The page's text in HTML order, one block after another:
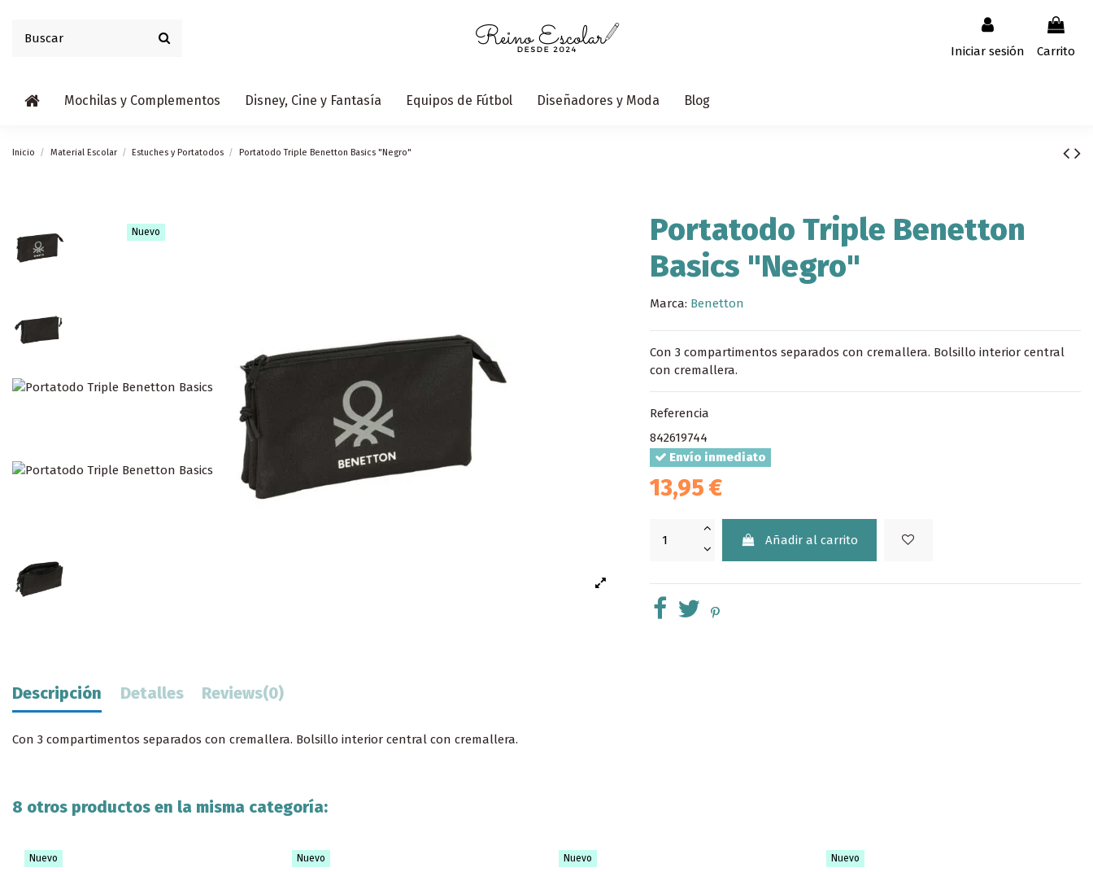
Iniciar sesión Carrito
Mochilas y Complementos Disney, Cine y Fantasía Equipos de Fútbol Diseñadores y Moda Blog
Inicio Material Escolar Estuches y Portatodos Portatodo Triple Benetton Basics "Negro"
Nuevo
Portatodo Triple Benetton
Basics "Negro"
Marca: Benetton
Con 3 compartimentos separados con cremallera. Bolsillo interior central
con cremallera.
Referencia
842619744
Envío inmediato
13,95 €
Añadir al carrito
Descripción Detalles Reviews(0)
Con 3 compartimentos separados con cremallera. Bolsillo interior central con cremallera.
8 otros productos en la misma categoría:
Nuevo Nuevo Nuevo Nuevo